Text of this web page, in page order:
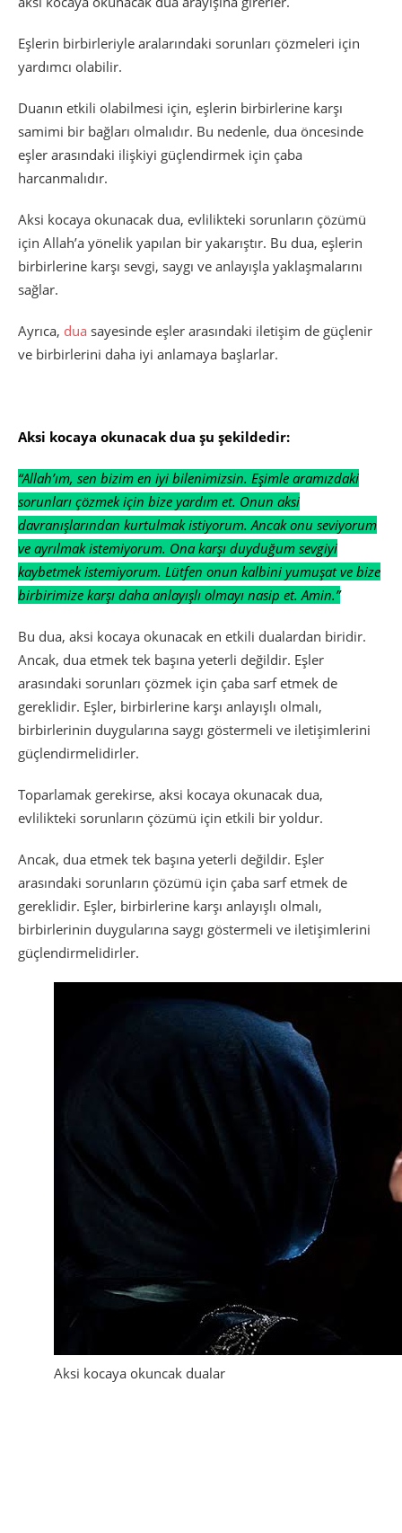
Eşlerin birbirleriyle aralarındaki sorunları çözmeleri için
yardımcı olabilir.
Duanın etkili olabilmesi için, eşlerin birbirlerine karşı
samimi bir bağları olmalıdır. Bu nedenle, dua öncesinde
eşler arasındaki ilişkiyi güçlendirmek için çaba
harcanmalıdır.
Aksi kocaya okunacak dua, evlilikteki sorunların çözümü
için Allah’a yönelik yapılan bir yakarıştır. Bu dua, eşlerin
birbirlerine karşı sevgi, saygı ve anlayışla yaklaşmalarını
sağlar.
Ayrıca, dua sayesinde eşler arasındaki iletişim de güçlenir
ve birbirlerini daha iyi anlamaya başlarlar.
Aksi kocaya okunacak dua şu şekildedir:
“Allah’ım, sen bizim en iyi bilenimizsin. Eşimle aramızdaki
sorunları çözmek için bize yardım et. Onun aksi
davranışlarından kurtulmak istiyorum. Ancak onu seviyorum
ve ayrılmak istemiyorum. Ona karşı duyduğum sevgiyi
kaybetmek istemiyorum. Lütfen onun kalbini yumuşat ve bize
birbirimize karşı daha anlayışlı olmayı nasip et. Amin.”
Bu dua, aksi kocaya okunacak en etkili dualardan biridir.
Ancak, dua etmek tek başına yeterli değildir. Eşler
arasındaki sorunları çözmek için çaba sarf etmek de
gereklidir. Eşler, birbirlerine karşı anlayışlı olmalı,
birbirlerinin duygularına saygı göstermeli ve iletişimlerini
güçlendirmelidirler.
Toparlamak gerekirse, aksi kocaya okunacak dua,
evlilikteki sorunların çözümü için etkili bir yoldur.
Ancak, dua etmek tek başına yeterli değildir. Eşler
arasındaki sorunların çözümü için çaba sarf etmek de
gereklidir. Eşler, birbirlerine karşı anlayışlı olmalı,
birbirlerinin duygularına saygı göstermeli ve iletişimlerini
güçlendirmelidirler.
Aksi kocaya okuncak dualar